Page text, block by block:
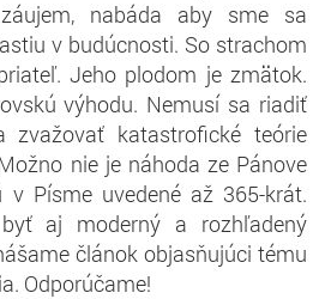
nabáda aby sme sa
v budúcnosti. So strachom
Jeho plodom je zmätok.
výhodu. Nemusí sa riadiť
zvažovať katastrofické teórie
nie je náhoda ze Pánove
v Písme uvedené až 365-krát.
aj moderný a rozhľadený
článok objasňujúci tému
Odporúčame!